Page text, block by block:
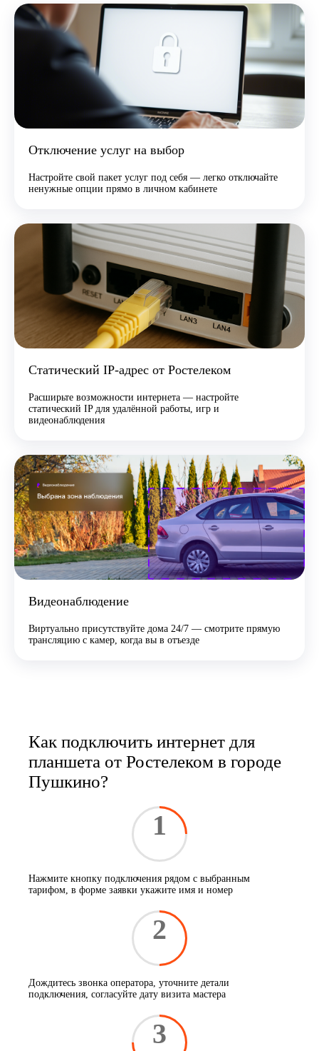
Отключение услуг на выбор
Настройте свой пакет услуг под себя — легко отключайте
ненужные опции прямо в личном кабинете
Статический IP-адрес от Ростелеком
Расширьте возможности интернета — настройте
статический IP для удалённой работы, игр и
видеонаблюдения
Видеонаблюдение
Виртуально присутствуйте дома 24/7 — смотрите прямую
трансляцию с камер, когда вы в отъезде
Как подключить интернет для
планшета от Ростелеком в городе
Пушкино?
1
Нажмите кнопку подключения рядом с выбранным
тарифом, в форме заявки укажите имя и номер
2
Дождитесь звонка оператора, уточните детали
подключения, согласуйте дату визита мастера
3